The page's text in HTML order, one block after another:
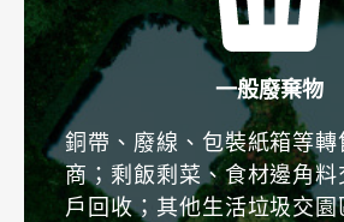
一般廢棄物
銅帶、廢線、包裝紙箱等
商；剩飯剩菜、食材邊角
戶回收；其他生活垃圾交
鴻呈優勢
產品應用範疇
技術與製程能力
ESG企業永續發展